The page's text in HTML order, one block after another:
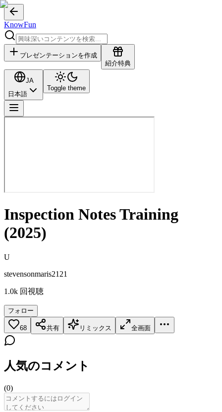
KnowFun
プレゼンテーションを作成
紹介特典
JA
日本語
Toggle theme
Inspection Notes Training
(2025)
U
stevensonmaris2121
1.0k 回視聴
フォロー
68 共有 リミックス 全画面
人気のコメント
(0)